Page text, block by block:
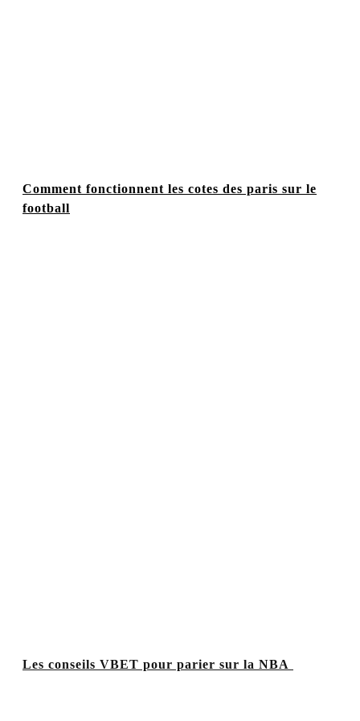
Comment fonctionnent les cotes des paris sur le
football
Les conseils VBET pour parier sur la NBA